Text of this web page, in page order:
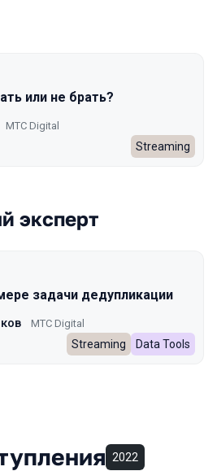
сезоне 2023
или не брать?
МТC Digital
Streaming
эксперт
задачи дедупликации
МТС Digital
Streaming Data Tools
2022